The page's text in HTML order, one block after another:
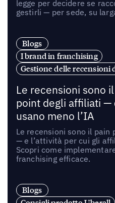
legge per decidere se
gestirli — per sede, su
Blogs
I brand in franchising
Gestione delle recensioni
Le recensioni sono
point degli affiliati —
usano meno l’IA
Le recensioni sono il pain
— e l’attività per cui gli
Scopri come
franchising efficace.
Blogs